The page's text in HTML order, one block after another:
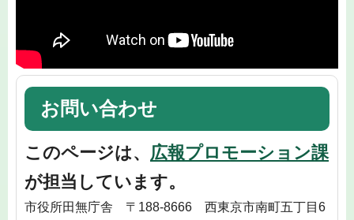
お問い合わせ
このページは、 広報プロモーション課
が担当しています。
市役所田無庁舎 〒188-8666 西東京市南町五丁目6